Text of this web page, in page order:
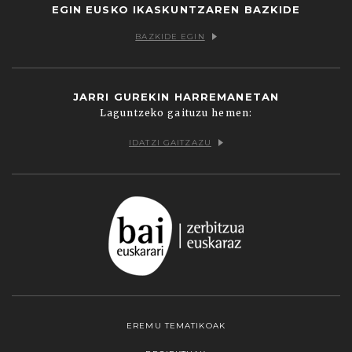
EGIN EUSKO IKASKUNTZAREN BAZKIDE
BAZKIDE EGIN
JARRI GUREKIN HARREMANETAN
Laguntzeko gaituzu hemen:
IDATZI GAITZAZU
EREMU TEMATIKOAK